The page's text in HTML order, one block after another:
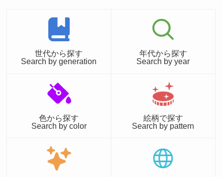
世代から探す
Search by generation
年代から探す
Search by year
色から探す
Search by color
絵柄で探す
Search by pattern